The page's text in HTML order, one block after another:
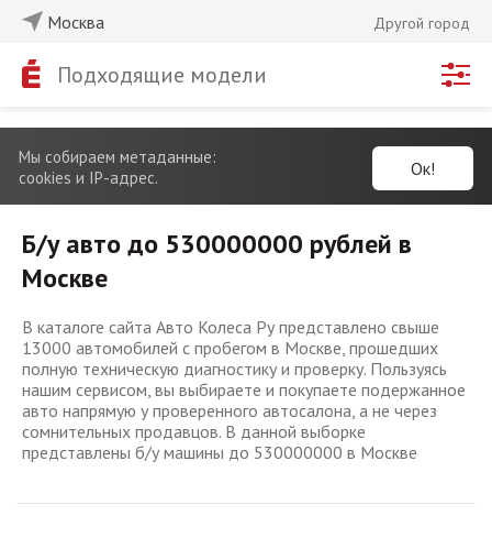
Москва Другой город
Подходящие модели
Мы собираем метаданные:
cookies и IP-адрес.
Ок!
Б/у авто до 530000000 рублей в
Москве
В каталоге сайта Авто Колеса Ру представлено свыше
13000 автомобилей с пробегом в Москве, прошедших
полную техническую диагностику и проверку. Пользуясь
нашим сервисом, вы выбираете и покупаете подержанное
авто напрямую у проверенного автосалона, а не через
сомнительных продавцов. В данной выборке
представлены б/у машины до 530000000 в Москве